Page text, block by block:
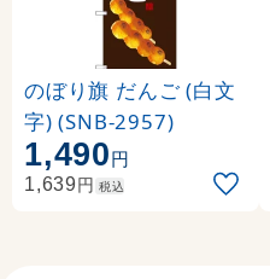
のぼり旗 だんご (白文
字) (SNB-2957)
1,490円
1,639円 税込